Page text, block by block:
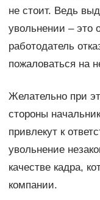
не стоит. Ведь
увольнении – это
работодатель
пожаловаться на
Желательно при
стороны
привлекут к
увольнение
качестве кадра,
компании.